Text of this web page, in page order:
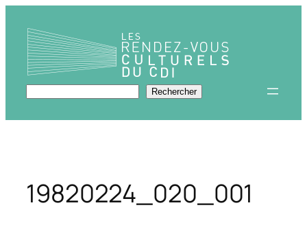
contenu
Rechercher Rechercher
19820224_020_001